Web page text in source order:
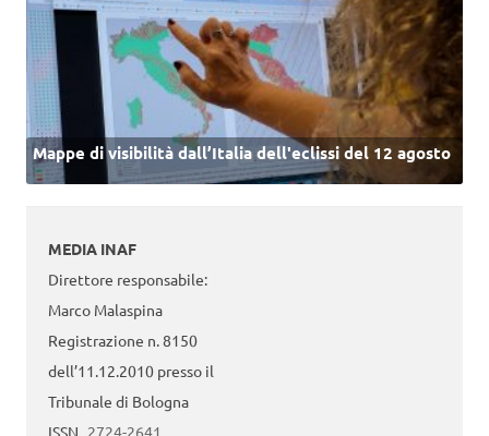
Mappe di visibilità dall’Italia dell'eclissi del 12 agosto
MEDIA INAF
Direttore responsabile:
Marco Malaspina
Registrazione n. 8150
dell’11.12.2010 presso il
Tribunale di Bologna
ISSN 2724-2641